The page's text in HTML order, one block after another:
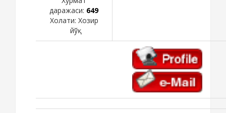
даражаси: 649
Холати: Хозир
йўқ